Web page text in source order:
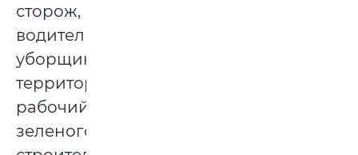
сторож,
водитель,
уборщик
территории,
рабочий
зеленого